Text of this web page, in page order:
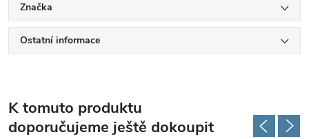
Značka
Ostatní informace
K tomuto produktu
doporučujeme ještě dokoupit